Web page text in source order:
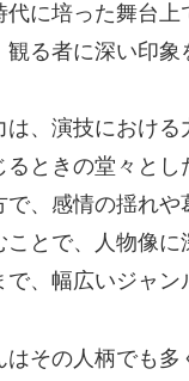
代に培った舞台
る者に深い印象
は、演技におけ
るときの堂々と
で、感情の揺れ
ことで、人物像
、幅広いジャ
はその人柄でも